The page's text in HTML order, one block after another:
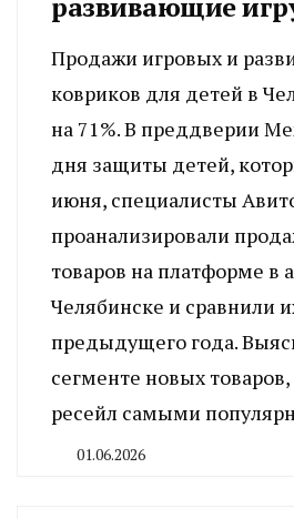
Продажи игровых и
ковриков для детей в
на 71%. В преддверии
дня защиты детей,
июня, специалисты
проанализировали
товаров на платформе в
Челябинске и сравнили
предыдущего года.
сегменте новых товаров,
ресейл самыми
01.06.2026